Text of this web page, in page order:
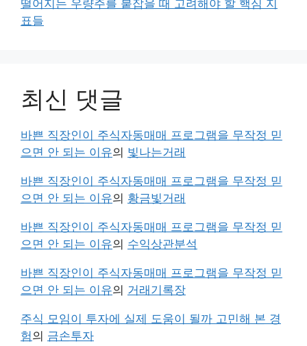
떨어지는 우량주를 붙잡을 때 고려해야 할 핵심 지
표들
최신 댓글
바쁜 직장인이 주식자동매매 프로그램을 무작정 믿
으면 안 되는 이유의 빛나는거래
바쁜 직장인이 주식자동매매 프로그램을 무작정 믿
으면 안 되는 이유의 황금빛거래
바쁜 직장인이 주식자동매매 프로그램을 무작정 믿
으면 안 되는 이유의 수익상관분석
바쁜 직장인이 주식자동매매 프로그램을 무작정 믿
으면 안 되는 이유의 거래기록장
주식 모임이 투자에 실제 도움이 될까 고민해 본 경
험의 금손투자